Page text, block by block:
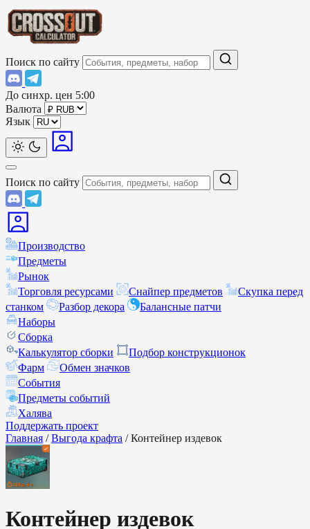
Поиск по сайту
До синхр. цен 5:00
Валюта
Язык
Поиск по сайту
Производство
Предметы
Рынок
Торговля ресурсами
Снайпер предметов
Скупка перед
станком
Разбор декора
Балансные патчи
Наборы
Сборка
Калькулятор сборки
Подбор конструкционок
Фарм
Обмен значков
События
Предметы событий
Халява
Поддержать проект
Главная / Выгода крафта / Контейнер издевок
Контейнер издевок